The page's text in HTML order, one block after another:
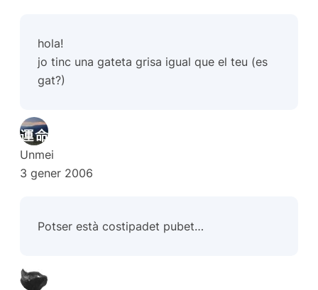
hola!
jo tinc una gateta grisa igual que el teu (es
gat?)
Unmei
3 gener 2006
Potser està costipadet pubet…